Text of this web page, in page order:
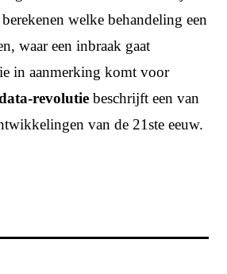
welke behandeling een
waar een inbraak gaat
in aanmerking komt voor
revolutie beschrijft een van
van de 21ste eeuw.